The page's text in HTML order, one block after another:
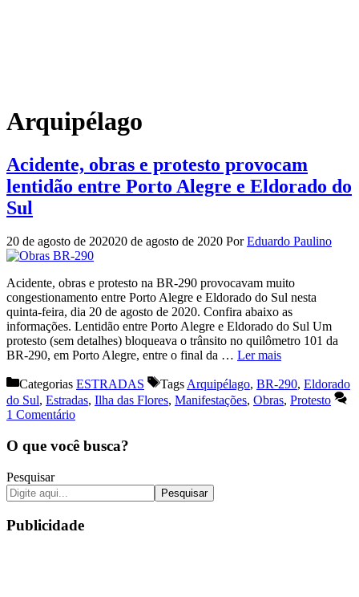
Arquipélago
Acidente, obras e protesto provocam
lentidão entre Porto Alegre e Eldorado do
Sul
20 de agosto de 202020 de agosto de 2020 PorEduardo Paulino
Acidente, obras e protesto na BR-290 provocavam muito
congestionamento entre Porto Alegre e Eldorado do Sul nesta
quinta-feira, dia 20 de agosto de 2020. Confira abaixo as
informações. Lentidão entre Porto Alegre e Eldorado do Sul Um
protesto (sem detalhes) bloqueava o trânsito no quilômetro 101 da
BR-290, em Porto Alegre, entre o final da … Ler mais
Categorias ESTRADAS TagsArquipélago, BR-290, Eldorado
do Sul, Estradas, Ilha das Flores, Manifestações, Obras, Protesto
1 Comentário
O que você busca?
Pesquisar
Pesquisar
Publicidade